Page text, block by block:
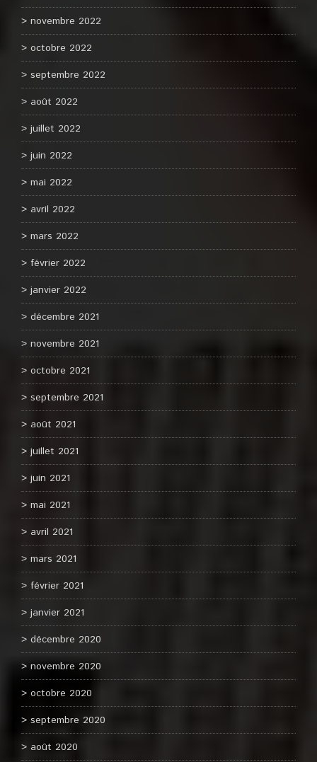
novembre 2022
octobre 2022
septembre 2022
août 2022
juillet 2022
juin 2022
mai 2022
avril 2022
mars 2022
février 2022
janvier 2022
décembre 2021
novembre 2021
octobre 2021
septembre 2021
août 2021
juillet 2021
juin 2021
mai 2021
avril 2021
mars 2021
février 2021
janvier 2021
décembre 2020
novembre 2020
octobre 2020
septembre 2020
août 2020